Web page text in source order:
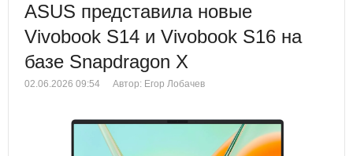
ASUS представила новые
Vivobook S14 и Vivobook S16 на
базе Snapdragon X
02.06.2026 09:54 Автор: Егор Лобачев